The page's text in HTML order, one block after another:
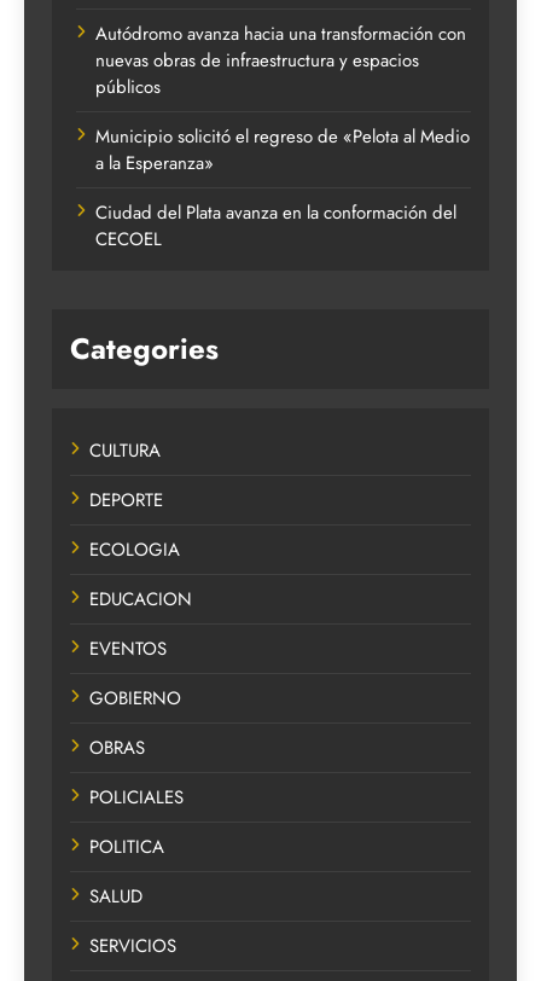
Autódromo avanza hacia una transformación con
nuevas obras de infraestructura y espacios
públicos
Municipio solicitó el regreso de «Pelota al Medio
a la Esperanza»
Ciudad del Plata avanza en la conformación del
CECOEL
Categories
CULTURA
DEPORTE
ECOLOGIA
EDUCACION
EVENTOS
GOBIERNO
OBRAS
POLICIALES
POLITICA
SALUD
SERVICIOS